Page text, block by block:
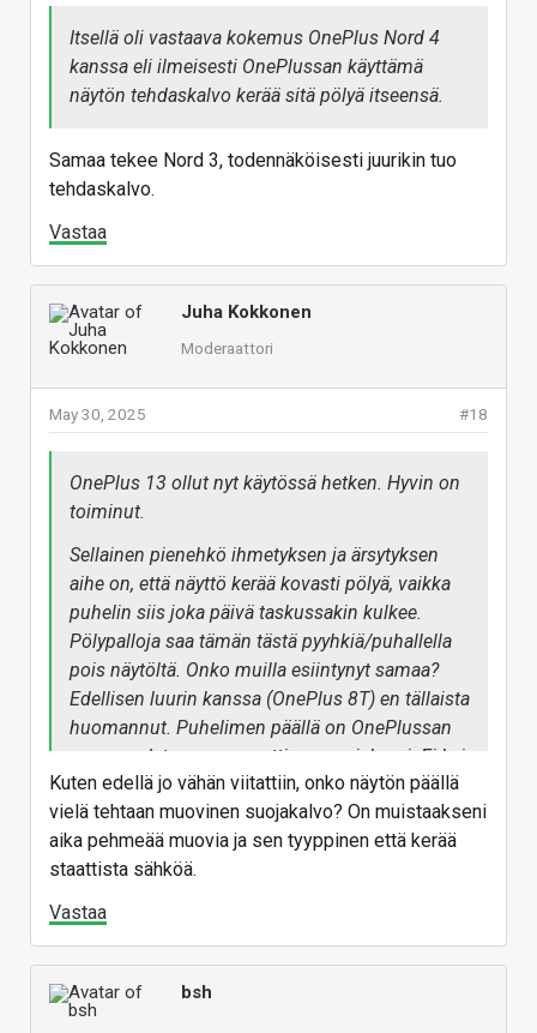
Itsellä oli vastaava kokemus OnePlus Nord 4
kanssa eli ilmeisesti OnePlussan käyttämä
näytön tehdaskalvo kerää sitä pölyä itseensä.
Samaa tekee Nord 3, todennäköisesti juurikin tuo
tehdaskalvo.
Vastaa
Juha Kokkonen
Moderaattori
#18
May 30, 2025
OnePlus 13 ollut nyt käytössä hetken. Hyvin on
toiminut.
Sellainen pienehkö ihmetyksen ja ärsytyksen
aihe on, että näyttö kerää kovasti pölyä, vaikka
puhelin siis joka päivä taskussakin kulkee.
Pölypalloja saa tämän tästä pyyhkiä/puhallella
pois näytöltä. Onko muilla esiintynyt samaa?
Edellisen luurin kanssa (OnePlus 8T) en tällaista
huomannut. Puhelimen päällä on OnePlussan
oma sandstone magneettinen suojakuori. Ei kai
se pölyn keräämistä voi aiheuttaa?
Kuten edellä jo vähän viitattiin, onko näytön päällä
vielä tehtaan muovinen suojakalvo? On muistaakseni
aika pehmeää muovia ja sen tyyppinen että kerää
staattista sähköä.
Vastaa
bsh